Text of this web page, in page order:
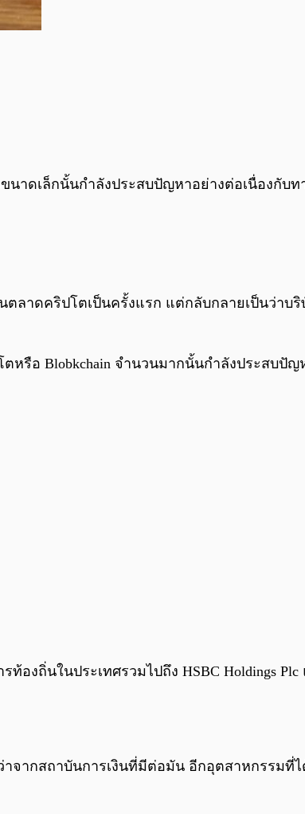
าดเล็กนั้นกำลังประสบปัญหาอย่างต่อเนื่องกับท
ตลาดคริปโตเป็นครั้งแรก แต่กลับกลายเป็นว่า
ตหรือ Blobkchain จำนวนมากนั้นกำลังประสบปั
ถิ่นในประเทศรวมไปถึง HSBC Holdings Plc แ
จากสถาบันการเงินที่มีต่อมัน อีกอุตสาหกรรมที่